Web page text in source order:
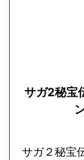
サガ2秘宝
サガ２秘宝